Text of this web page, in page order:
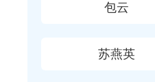
包云
苏燕英